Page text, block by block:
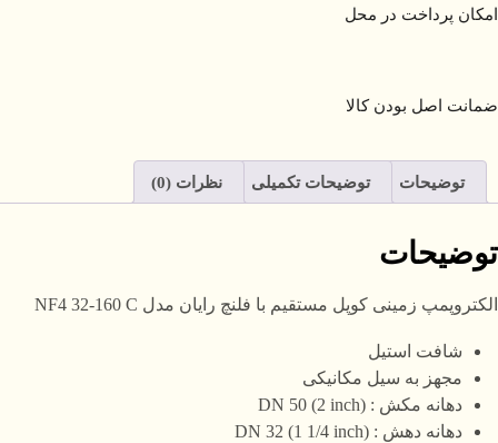
امکان پرداخت در محل
ضمانت اصل بودن کالا
توضیحات توضیحات تکمیلی نظرات (0)
توضیحات
الکتروپمپ زمینی کوپل مستقیم با فلنچ رایان مدل NF4 32-160 C
شافت استیل
مجهز به سیل مکانیکی
دهانه مکش : DN 50 (2 inch)
دهانه دهش : DN 32 (1 1/4 inch)